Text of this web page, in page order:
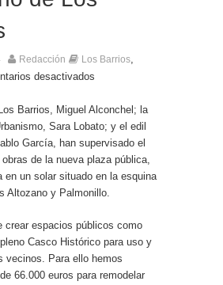
para los Territorios de Ultramar
Redacción Los Barrios,
desactivados
Barrios, Miguel Alconchel; la
Sara Lobato; y el edil
García, han supervisado el
de la nueva plaza pública,
en un solar situado en la esquina
Altozano y Palmonillo.
crear espacios públicos como
Casco Histórico para uso y
vecinos. Para ello hemos
66.000 euros para remodelar